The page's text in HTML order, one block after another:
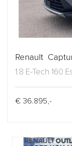
Renault
1.8 E-Tech 160
€ 36.895,-